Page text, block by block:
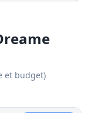
et budget)